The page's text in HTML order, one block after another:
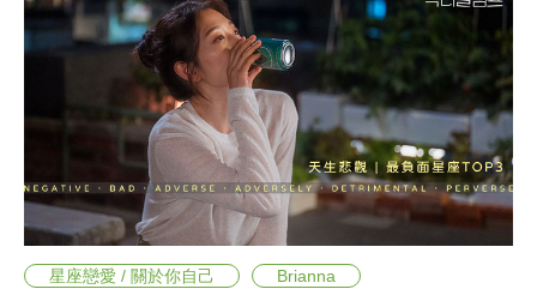
家
料
場
美
開
趣
星座戀愛 / 關於你自己 Brianna